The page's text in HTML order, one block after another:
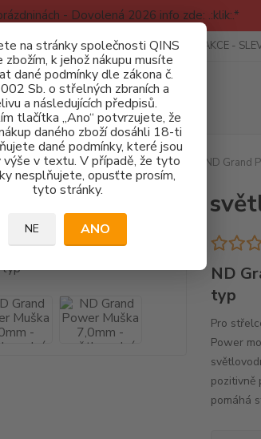
- Dovolená 2026 info zde: .:klik:.*
na stránky společnosti QINS
zbožím, k jehož nákupu musíte
dané podmínky dle zákona č.
Sb. o střelných zbraních a
a následujících předpisů.
tlačítka „Ano“ potvrzujete, že
daného zboží dosáhli 18-ti
dané podmínky, které jsou
výše v textu. V případě, že tyto
nesplňujete, opusťte prosím,
tyto stránky.
NE ANO
- INFO SPORTOVNÍ AKCE AKCE -
Hledat
DÍLY - PISTOLE GP Mířidla ND Grand
Muška 7,0mm -
ND
typ
Pro
Power
pozitivně
pomáhá